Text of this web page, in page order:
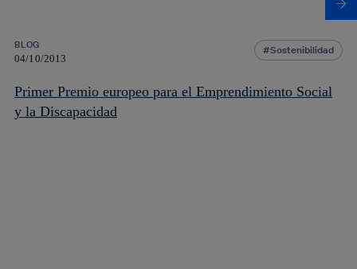
BLOG
04/10/2013
Sostenibilidad
Primer Premio europeo para el Emprendimiento Social
y la Discapacidad